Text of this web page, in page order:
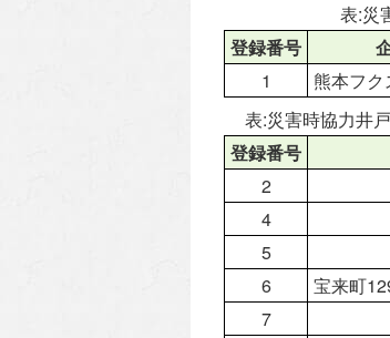
表:災
登録番号
1
熊本フ
表:災害時協力井
登録番号
2
4
5
6
宝来町
7